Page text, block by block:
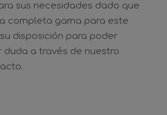
sus necesidades dado que
completa gama para este
disposición para poder
duda a través de nuestro